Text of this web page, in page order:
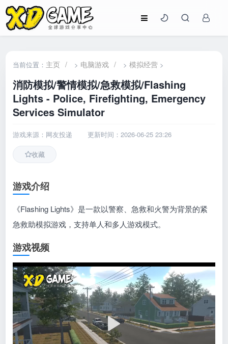
当前位置： 主页 / > 电脑游戏 / >模拟经营 >
消防模拟/警情模拟/急救模拟/Flashing
Lights - Police, Firefighting, Emergency
Services Simulator
游戏来源：网友投递 更新时间：2026-06-25 23:26
收藏
游戏介绍
《Flashing Lights》是一款以警察、急救和火警为背景的紧
急救助模拟游戏，支持单人和多人游戏模式。
游戏视频